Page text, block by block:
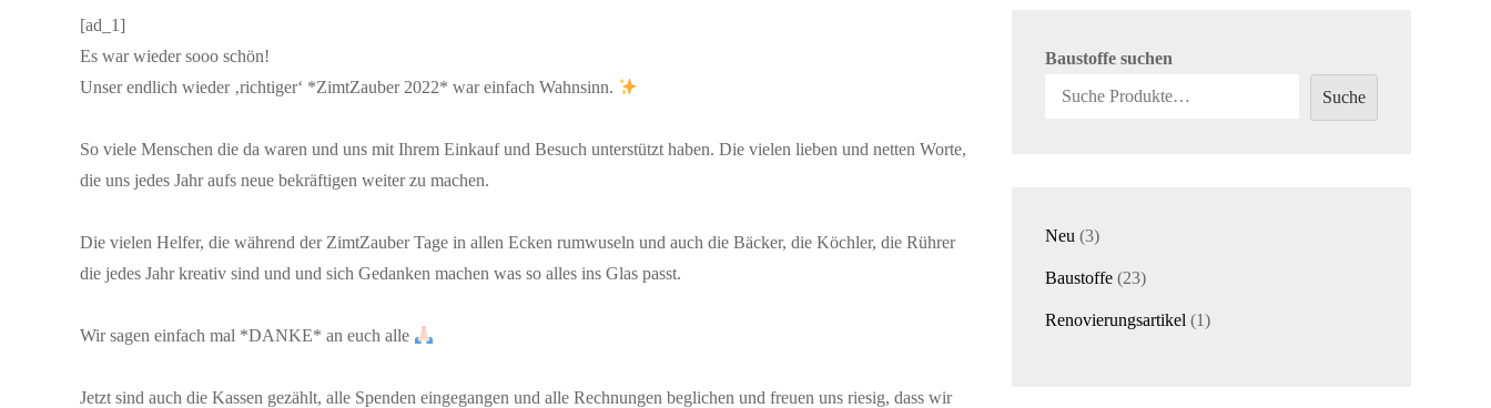
[ad_1]
Es war wieder sooo schön!
Unser endlich wieder ‚richtiger‘ *ZimtZauber 2022* war einfach Wahnsinn.
So viele Menschen die da waren und uns mit Ihrem Einkauf und Besuch unterstützt haben. Die vielen lieben und netten Worte,
die uns jedes Jahr aufs neue bekräftigen weiter zu machen.
Die vielen Helfer, die während der ZimtZauber Tage in allen Ecken rumwuseln und auch die Bäcker, die Köchler, die Rührer
die jedes Jahr kreativ sind und und sich Gedanken machen was so alles ins Glas passt.
Wir sagen einfach mal *DANKE* an euch alle
Jetzt sind auch die Kassen gezählt, alle Spenden eingegangen und alle Rechnungen beglichen und freuen uns riesig, dass wir
Baustoffe suchen
Suche
Neu 33
Baustoffe 2323
Renovierungsartikel 11